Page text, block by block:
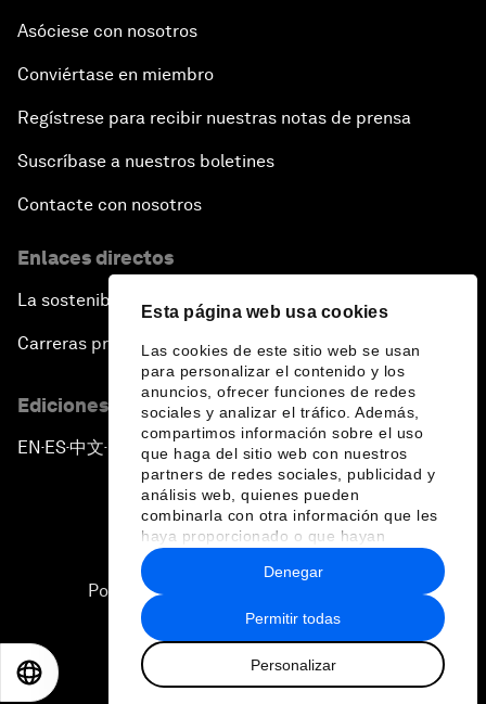
Esta página web usa cookies
Las cookies de este sitio web se usan
para personalizar el contenido y los
anuncios, ofrecer funciones de redes
sociales y analizar el tráfico. Además,
compartimos información sobre el uso
que haga del sitio web con nuestros
partners de redes sociales, publicidad y
análisis web, quienes pueden
combinarla con otra información que les
haya proporcionado o que hayan
recopilado a partir del uso que haya
hecho de sus servicios.
Permitir todas
Personalizar
Denegar
Asóciese con nosotros
Conviértase en miembro
Regístrese para recibir nuestras notas de prensa
Suscríbase a nuestros boletines
Contacte con nosotros
Enlaces directos
La sostenibilidad en el Foro
Carreras profesionales
Ediciones en otros idiomas
EN ▪ ES▪中文▪ 日本語
Política de privacidad y normas de uso
2026 Foro Económico Mundial